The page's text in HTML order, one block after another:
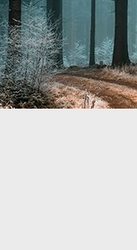
ne zaman, saat
ÖZET
Yeme, içme ve